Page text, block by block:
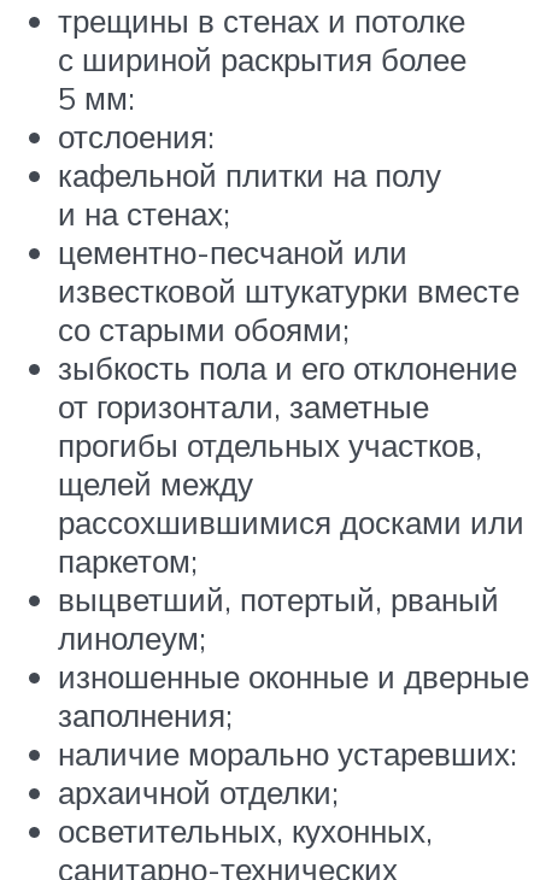
трещины в стенах и потолке
с шириной раскрытия более
5 мм:
отслоения:
кафельной плитки на полу
и на стенах;
цементно-песчаной или
известковой штукатурки вместе
со старыми обоями;
зыбкость пола и его отклонение
от горизонтали, заметные
прогибы отдельных участков,
щелей между
рассохшившимися досками или
паркетом;
выцветший, потертый, рваный
линолеум;
изношенные оконные и дверные
заполнения;
наличие морально устаревших:
архаичной отделки;
осветительных, кухонных,
санитарно-технических